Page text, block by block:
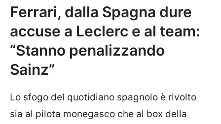
Ferrari, dalla Spagna dure
accuse a Leclerc e al team:
“Stanno penalizzando
Sainz”
Lo sfogo del quotidiano spagnolo è rivolto
sia al pilota monegasco che al box della